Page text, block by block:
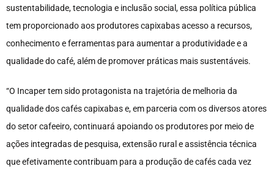
sustentabilidade, tecnologia e inclusão social, essa política pública
tem proporcionado aos produtores capixabas acesso a recursos,
conhecimento e ferramentas para aumentar a produtividade e a
qualidade do café, além de promover práticas mais sustentáveis.
“O Incaper tem sido protagonista na trajetória de melhoria da
qualidade dos cafés capixabas e, em parceria com os diversos atores
do setor cafeeiro, continuará apoiando os produtores por meio de
ações integradas de pesquisa, extensão rural e assistência técnica
que efetivamente contribuam para a produção de cafés cada vez